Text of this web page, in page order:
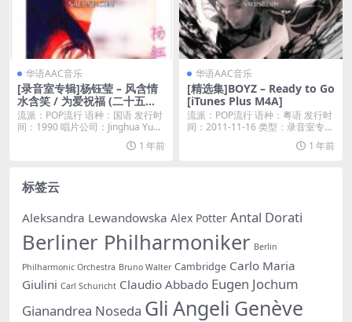
华语AAC音乐
[录音室专辑]杨钰莹 – 风含情
水含笑 / 为爱祝福 (二十五周
年纪念版) [iTunes Plus M4A]
流派：POP流行 语种：国语 发行时
间：1990 唱片公司：Jinghua Yu...
1 年前
华语AAC音乐
[精选集]BOYZ – Ready to Go
[iTunes Plus M4A]
流派：POP流行 语种：粤语 发行时
间：2011-11-16 类型：录音室专辑
1 年前
标签云
Aleksandra Lewandowska Alex Potter Antal Dorati
Berliner Philharmoniker Berlin
Philharmonic Orchestra Bruno Walter Cambridge Carlo Maria
Giulini Carl Schuricht Claudio Abbado Eugen Jochum
Gianandrea Noseda Gli Angeli Genève